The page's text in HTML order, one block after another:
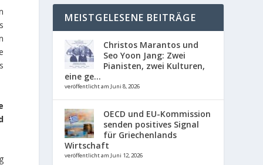
MEISTGELESENE BEITRÄGE
Christos Marantos und
Seo Yoon Jang: Zwei
Pianisten, zwei Kulturen,
eine ge...
veröffentlicht am Juni 8, 2026
OECD und EU-Kommission
senden positives Signal
für Griechenlands
Wirtschaft
veröffentlicht am Juni 12, 2026